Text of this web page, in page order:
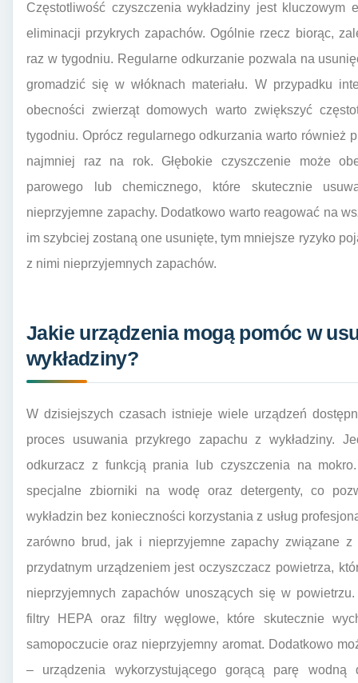
Częstotliwość czyszczenia wykładziny jest
eliminacji przykrych zapachów. Ogólnie rzecz biorąc,
raz w tygodniu. Regularne odkurzanie pozwala na
gromadzić się w włóknach materiału. W przypadku
obecności zwierząt domowych warto zwiększyć
tygodniu. Oprócz regularnego odkurzania warto również
najmniej raz na rok. Głębokie czyszczenie może
parowego lub chemicznego, które skutecznie
nieprzyjemne zapachy. Dodatkowo warto reagować na
im szybciej zostaną one usunięte, tym mniejsze ryzyko
z nimi nieprzyjemnych zapachów.
Jakie urządzenia mogą pomóc w
wykładziny?
W dzisiejszych czasach istnieje wiele urządzeń
proces usuwania przykrego zapachu z wykładziny.
odkurzacz z funkcją prania lub czyszczenia na
specjalne zbiorniki na wodę oraz detergenty, co
wykładzin bez konieczności korzystania z usług
zarówno brud, jak i nieprzyjemne zapachy związane
przydatnym urządzeniem jest oczyszczacz powietrza,
nieprzyjemnych zapachów unoszących się w
filtry HEPA oraz filtry węglowe, które skutecznie
samopoczucie oraz nieprzyjemny aromat. Dodatkowo
– urządzenia wykorzystującego gorącą parę